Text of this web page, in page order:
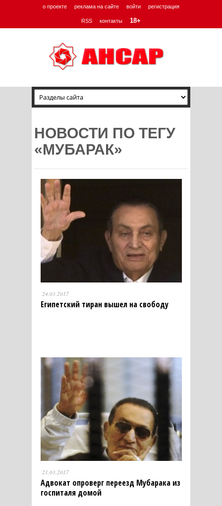
о проекте реклама на сайте войти регистрация
RSS контакты 18+
НОВОСТИ ПО ТЕГУ
«МУБАРАК»
24.03.2017
Египетский тиран вышел на свободу
21.03.2017
Адвокат опроверг переезд Мубарака из
госпиталя домой